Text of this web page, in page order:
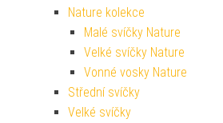
Nature kolekce
Malé svíčky Nature
Velké svíčky Nature
Vonné vosky Nature
Střední svíčky
Velké svíčky